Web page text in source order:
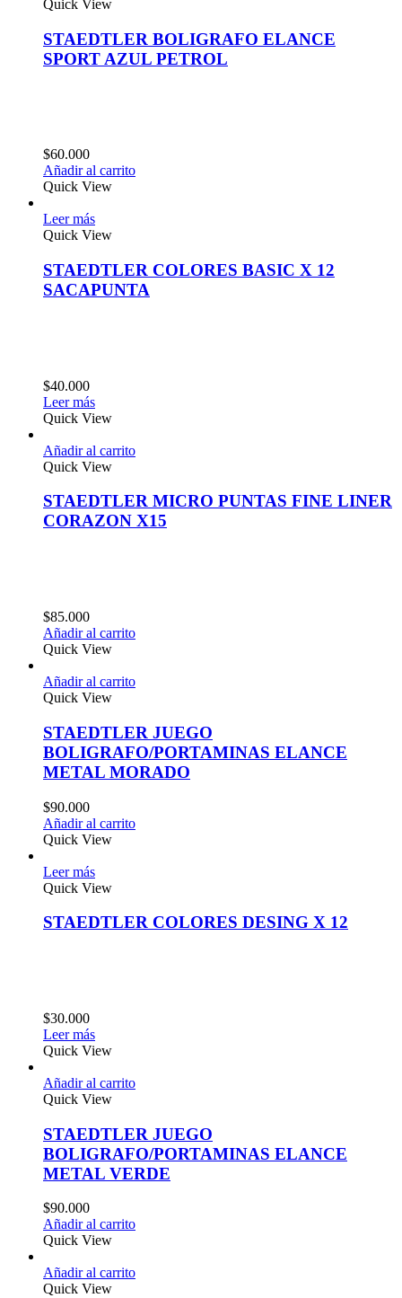
Quick View
STAEDTLER BOLIGRAFO ELANCE
SPORT AZUL PETROL
$60.000
Añadir al carrito
Quick View
Leer más
Quick View
STAEDTLER COLORES BASIC X 12
SACAPUNTA
$40.000
Leer más
Quick View
Añadir al carrito
Quick View
STAEDTLER MICRO PUNTAS FINE LINER
CORAZON X15
$85.000
Añadir al carrito
Quick View
Añadir al carrito
Quick View
STAEDTLER JUEGO
BOLIGRAFO/PORTAMINAS ELANCE
METAL MORADO
$90.000
Añadir al carrito
Quick View
Leer más
Quick View
STAEDTLER COLORES DESING X 12
$30.000
Leer más
Quick View
Añadir al carrito
Quick View
STAEDTLER JUEGO
BOLIGRAFO/PORTAMINAS ELANCE
METAL VERDE
$90.000
Añadir al carrito
Quick View
Añadir al carrito
Quick View